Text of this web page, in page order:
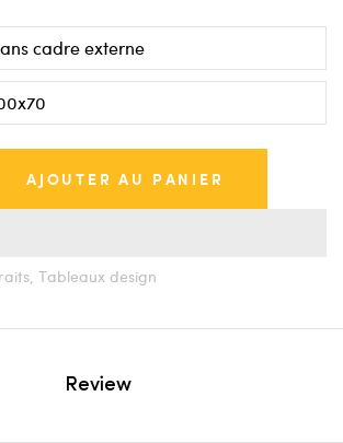
AJOUTER AU PANIER
Tableaux design
Review